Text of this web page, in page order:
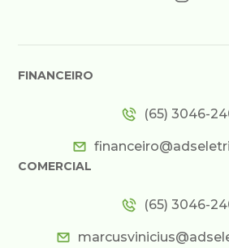
FINANCEIRO
(65) 3046-
COMERCIAL
(65) 3046-